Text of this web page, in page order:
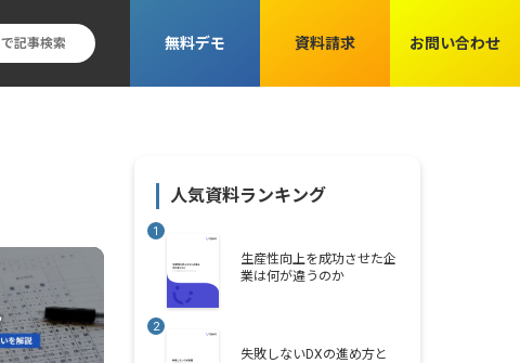
無料デモ 資料請求 お問い合わせ
人気資料ランキング
生産性向上を成功させた企
業は何が違うのか
失敗しないDXの進め方と